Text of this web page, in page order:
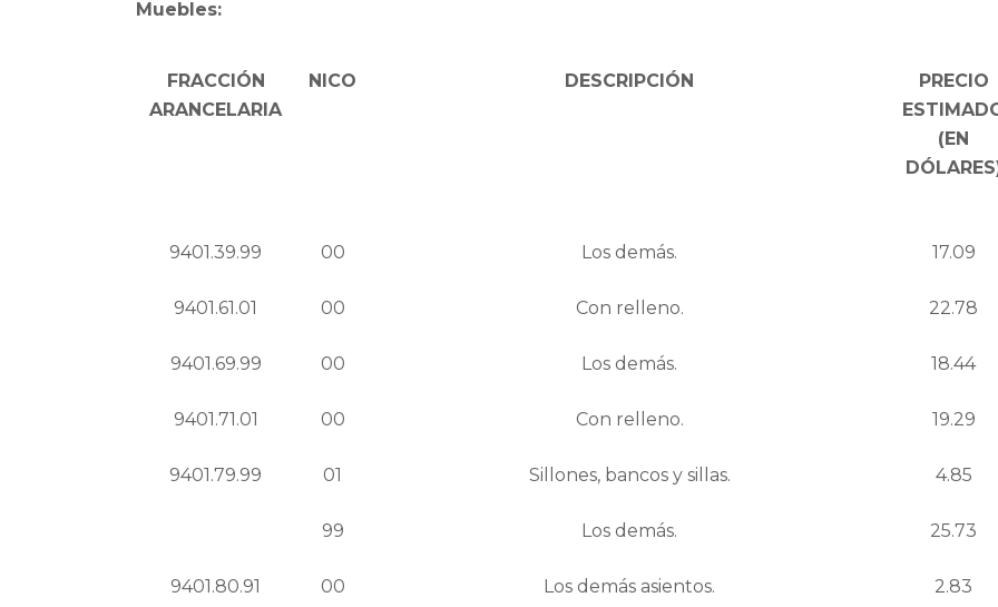
Muebles:
FRACCIÓN
ARANCELARIA
NICO DESCRIPCIÓN
PRECIO
(EN
9401.39.99 00 Los demás. 17.09
9401.61.01 00 Con relleno. 22.78
9401.69.99 00 Los demás. 18.44
9401.71.01 00 Con relleno. 19.29
9401.79.99 01 Sillones, bancos y sillas. 4.85
99 Los demás. 25.73
9401.80.91 00 Los demás asientos. 2.83